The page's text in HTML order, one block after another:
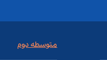
متوسطه دوم